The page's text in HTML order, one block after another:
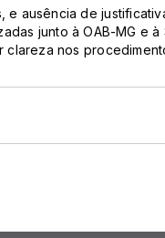
ausência de
junto à OAB-MG e
clareza nos